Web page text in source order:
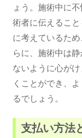
ょう。施術中に
術者に伝えるこ
に考えているた
らに、施術中は
ないように心が
くことができ、
るでしょう。
支払い方法